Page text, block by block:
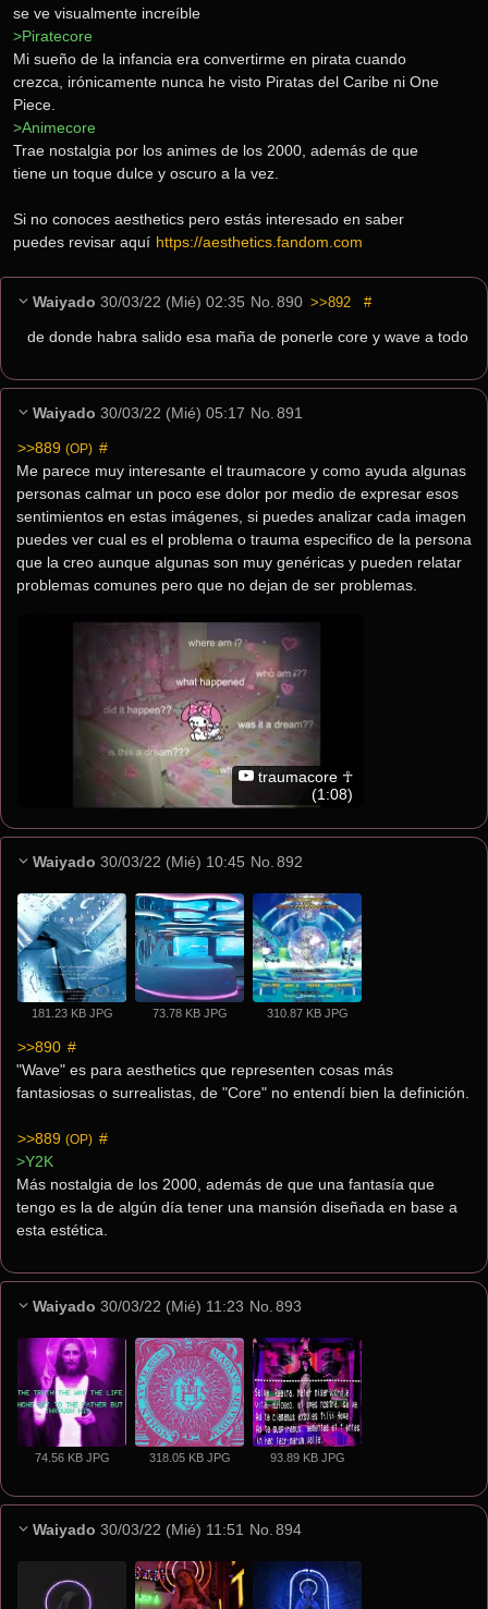
se ve visualmente increíble
>Piratecore
Mi sueño de la infancia era convertirme en pirata cuando
crezca, irónicamente nunca he visto Piratas del Caribe ni One
Piece.
>Animecore
Trae nostalgia por los animes de los 2000, además de que
tiene un toque dulce y oscuro a la vez.
Si no conoces aesthetics pero estás interesado en saber
puedes revisar aquí https://aesthetics.fandom.com
Waiyado 30/03/22 (Mié) 02:35 No. 890 >>892 #
de donde habra salido esa maña de ponerle core y wave a todo
Waiyado 30/03/22 (Mié) 05:17 No. 891
>>889 (OP) #
Me parece muy interesante el traumacore y como ayuda algunas
personas calmar un poco ese dolor por medio de expresar esos
sentimientos en estas imágenes, si puedes analizar cada imagen
puedes ver cual es el problema o trauma especifico de la persona
que la creo aunque algunas son muy genéricas y pueden relatar
problemas comunes pero que no dejan de ser problemas.
traumacore ☥
(1:08)
Waiyado 30/03/22 (Mié) 10:45 No. 892
181.23 KB JPG 73.78 KB JPG 310.87 KB JPG
>>890 #
"Wave" es para aesthetics que representen cosas más
>>889 (OP) #
>Y2K
Más nostalgia de los 2000, además de que una fantasía que
tengo es la de algún día tener una mansión diseñada en base a
esta estética.
Waiyado 30/03/22 (Mié) 11:23 No. 893
74.56 KB JPG 318.05 KB JPG 93.89 KB JPG
Waiyado 30/03/22 (Mié) 11:51 No. 894